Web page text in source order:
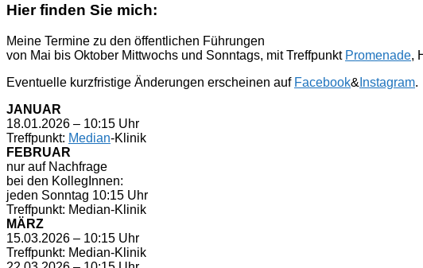
Hier finden Sie mich:
Meine Termine zu den öffentlichen Führungen
von Mai bis Oktober Mittwochs und Sonntags, mit Treffpunkt Promenade,
Eventuelle kurzfristige Änderungen erscheinen auf Facebook& Instagram.
JANUAR
18.01.2026 – 10:15 Uhr
Treffpunkt: Median-Klinik
FEBRUAR
nur auf Nachfrage
bei den KollegInnen:
jeden Sonntag 10:15 Uhr
Treffpunkt: Median-Klinik
MÄRZ
15.03.2026 – 10:15 Uhr
Treffpunkt: Median-Klinik